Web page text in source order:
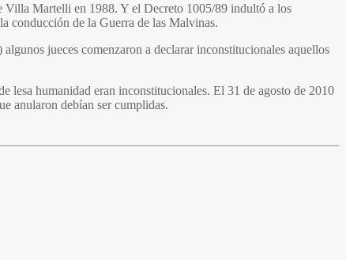
Villa Martelli en 1988. Y el Decreto 1005/89 indultó a los
conducción de la Guerra de las Malvinas.
jueces comenzaron a declarar inconstitucionales aquellos
lesa humanidad eran inconstitucionales. El 31 de agosto de 2010
anularon debían ser cumplidas.